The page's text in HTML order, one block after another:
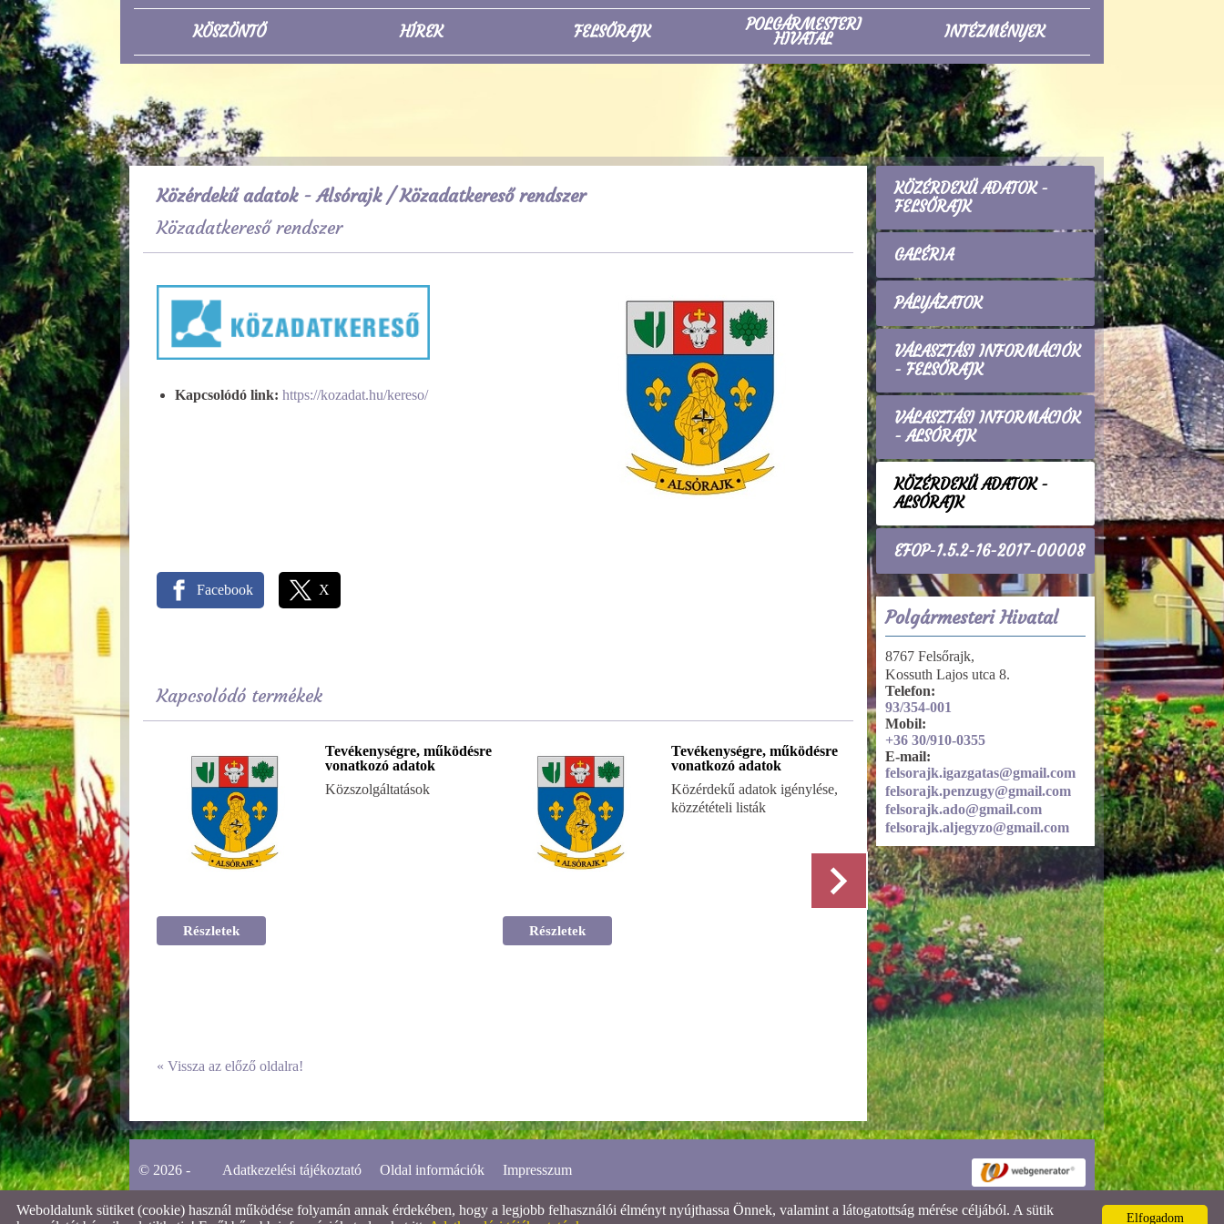
KÖSZÖNTŐ HÍREK FELSŐRAJK POLGÁRMESTERI
HIVATAL INTÉZMÉNYEK
Közérdekű adatok - Alsórajk/ Közadatkereső rendszer
Közadatkereső rendszer
Kapcsolódó link: https://kozadat.hu/kereso/
Facebook X
Kapcsolódó termékek
Tevékenységre, működésre
vonatkozó adatok
Közszolgáltatások
Részletek
Tevékenységre, működésre
vonatkozó adatok
Közérdekű adatok igénylése,
közzétételi listák
Részletek
Gazdálkodási
adatok
Költségvetések,
beszámolók
Részletek
« Vissza az előző oldalra!
KÖZÉRDEKŰ ADATOK -
FELSŐRAJK
GALÉRIA
PÁLYÁZATOK
VÁLASZTÁSI INFORMÁCIÓK
- FELSŐRAJK
VÁLASZTÁSI INFORMÁCIÓK
- ALSÓRAJK
KÖZÉRDEKŰ ADATOK -
ALSÓRAJK
EFOP-1.5.2-16-2017-00008
Polgármesteri Hivatal
8767 Felsőrajk,
Kossuth Lajos utca 8.
Telefon:
93/354-001
Mobil:
+36 30/910-0355
E-mail:
felsorajk.igazgatas@gmail.com
felsorajk.penzugy@gmail.com
felsorajk.ado@gmail.com
felsorajk.aljegyzo@gmail.com
© 2026 - Adatkezelési tájékoztató Oldal információk Impresszum
Elfogadom
Weboldalunk sütiket (cookie) használ működése folyamán annak érdekében, hogy a legjobb felhasználói élményt nyújthassa Önnek, valamint a látogatottság mérése céljából. A sütik